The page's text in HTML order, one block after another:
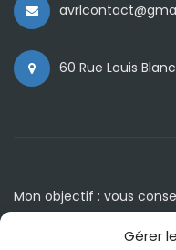
Gérer
60 Rue Louis
Mon objectif : vous